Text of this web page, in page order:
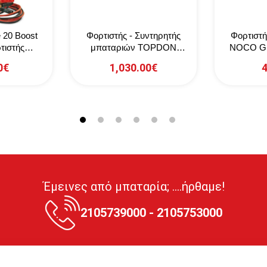
20 Boost
Φορτιστής - Συντηρητής
μπαταριών TOPDON
120A (5m)
1,030.00€
NOCO
Έμεινες από μπαταρία; ....ήρθαμε!
2105739000 - 2105753000